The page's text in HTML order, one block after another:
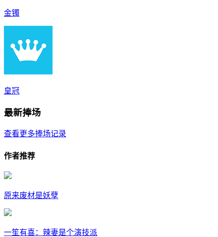
金镯
皇冠
最新捧场
查看更多捧场记录
作者推荐
原来废材是妖孽
一笙有喜：辣妻是个演技派